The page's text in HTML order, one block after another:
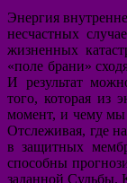
Энергия
несчастных
жизненных
«поле брани»
И результат
того, которая из
момент, и чему мы
Отслеживая, где
в защитных
способны
заданной Судьбы.